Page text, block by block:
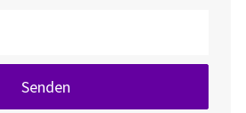
Senden